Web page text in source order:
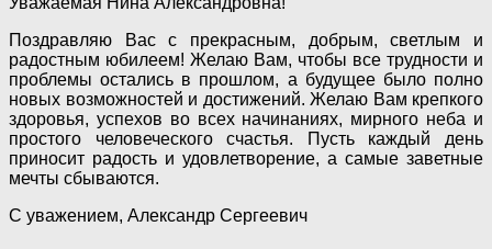
Поздравляю Вас с прекрасным, добрым, светлым и
радостным юбилеем! Желаю Вам, чтобы все трудности и
проблемы остались в прошлом, а будущее было полно
новых возможностей и достижений. Желаю Вам крепкого
здоровья, успехов во всех начинаниях, мирного неба и
простого человеческого счастья. Пусть каждый день
приносит радость и удовлетворение, а самые заветные
мечты сбываются.
С уважением, Александр Сергеевич